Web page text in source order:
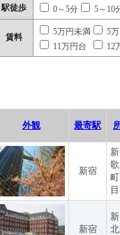
駅徒歩 0～5分 5～10
賃料
5万円未満
5
11万円台
12
外観 最寄駅
新宿
目
新宿